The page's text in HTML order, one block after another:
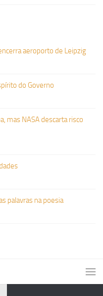
aeroporto de Leipzig
do Governo
mas NASA descarta risco
palavras na poesia